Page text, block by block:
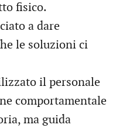
fisico.
a dare
le soluzioni ci
il personale
comportamentale
ma guida